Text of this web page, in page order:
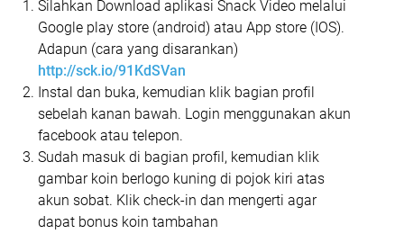
Silahkan Download aplikasi Snack Video melalui
Google play store (android) atau App store (IOS).
Adapun (cara yang disarankan)
http://sck.io/91KdSVan
Instal dan buka, kemudian klik bagian profil
sebelah kanan bawah. Login menggunakan akun
facebook atau telepon.
Sudah masuk di bagian profil, kemudian klik
gambar koin berlogo kuning di pojok kiri atas
akun sobat. Klik check-in dan mengerti agar
dapat bonus koin tambahan